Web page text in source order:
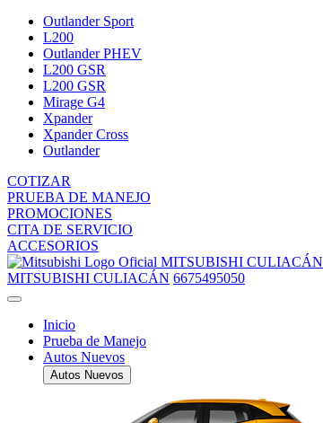
Outlander Sport
L200
Outlander PHEV
L200 GSR
L200 GSR
Mirage G4
Xpander
Xpander Cross
Outlander
COTIZAR
PRUEBA DE MANEJO
PROMOCIONES
CITA DE SERVICIO
ACCESORIOS
MITSUBISHI CULIACÁN
MITSUBISHI CULIACÁN 6675495050
Inicio
Prueba de Manejo
Autos Nuevos
Autos Nuevos